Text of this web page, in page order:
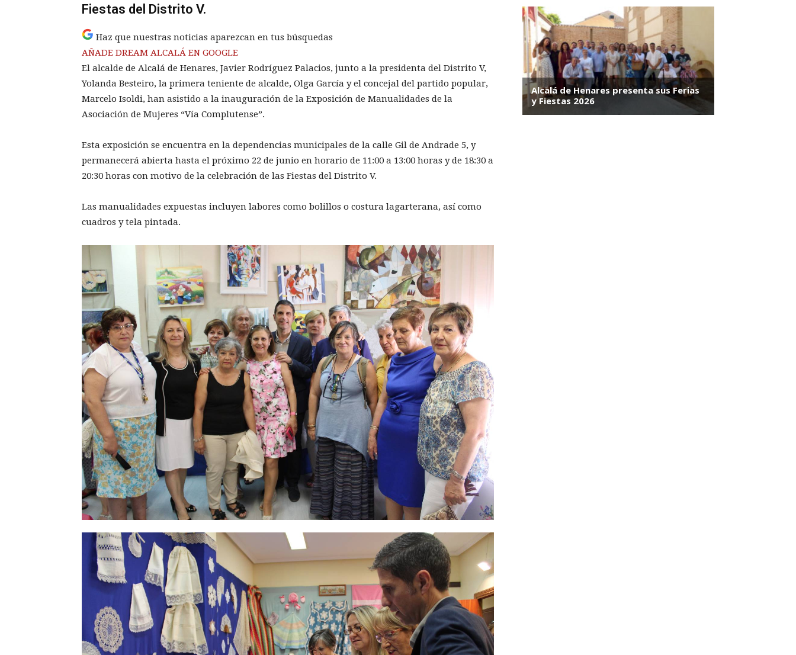
Fiestas del Distrito V.
Haz que nuestras noticias aparezcan en tus búsquedas
AÑADE DREAM ALCALÁ EN GOOGLE
El alcalde de Alcalá de Henares, Javier Rodríguez Palacios, junto a la presidenta del Distrito V,
Yolanda Besteiro, la primera teniente de alcalde, Olga García y el concejal del partido popular,
Marcelo Isoldi, han asistido a la inauguración de la Exposición de Manualidades de la
Asociación de Mujeres “Vía Complutense”.
Esta exposición se encuentra en la dependencias municipales de la calle Gil de Andrade 5, y
permanecerá abierta hasta el próximo 22 de junio en horario de 11:00 a 13:00 horas y de 18:30 a
20:30 horas con motivo de la celebración de las Fiestas del Distrito V.
Las manualidades expuestas incluyen labores como bolillos o costura lagarterana, así como
cuadros y tela pintada.